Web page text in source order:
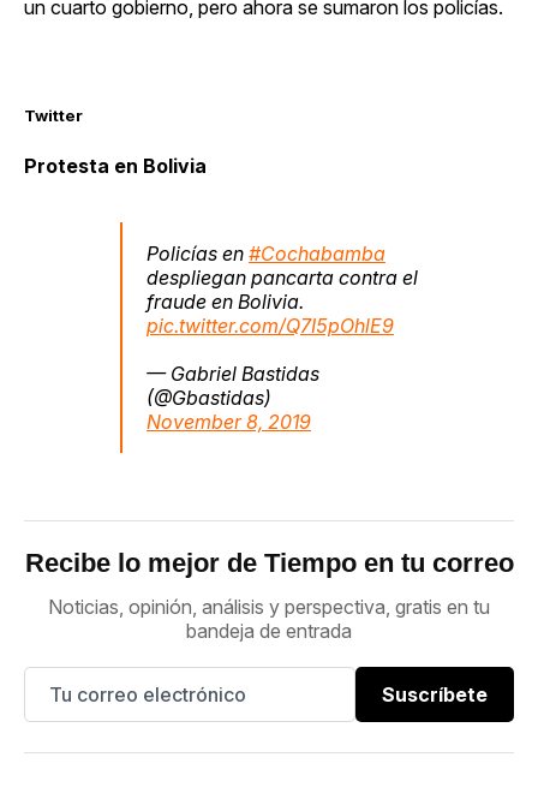
un cuarto gobierno, pero ahora se sumaron los policías.
Twitter
Protesta en Bolivia
Policías en #Cochabamba
despliegan pancarta contra el
fraude en Bolivia.
pic.twitter.com/Q7I5pOhlE9
— Gabriel Bastidas
(@Gbastidas)
November 8, 2019
Recibe lo mejor de Tiempo en tu correo
Noticias, opinión, análisis y perspectiva, gratis en tu
bandeja de entrada
Suscríbete